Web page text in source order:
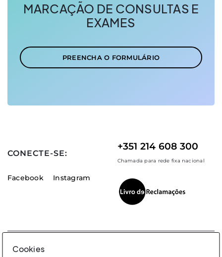
Cookies
MARCAÇÃO DE CONSULTAS E
EXAMES
PREENCHA O FORMULÁRIO
CONECTE-SE:
Facebook Instagram
+351 214 608 300
Chamada para rede fixa nacional